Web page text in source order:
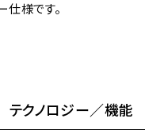
仕様です。
テクノロジー／機能